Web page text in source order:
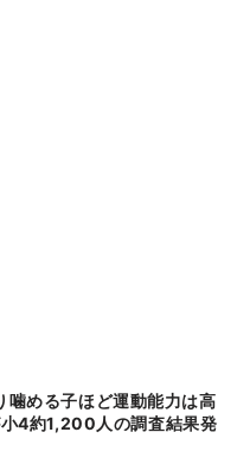
4約1,200人の調査結果発